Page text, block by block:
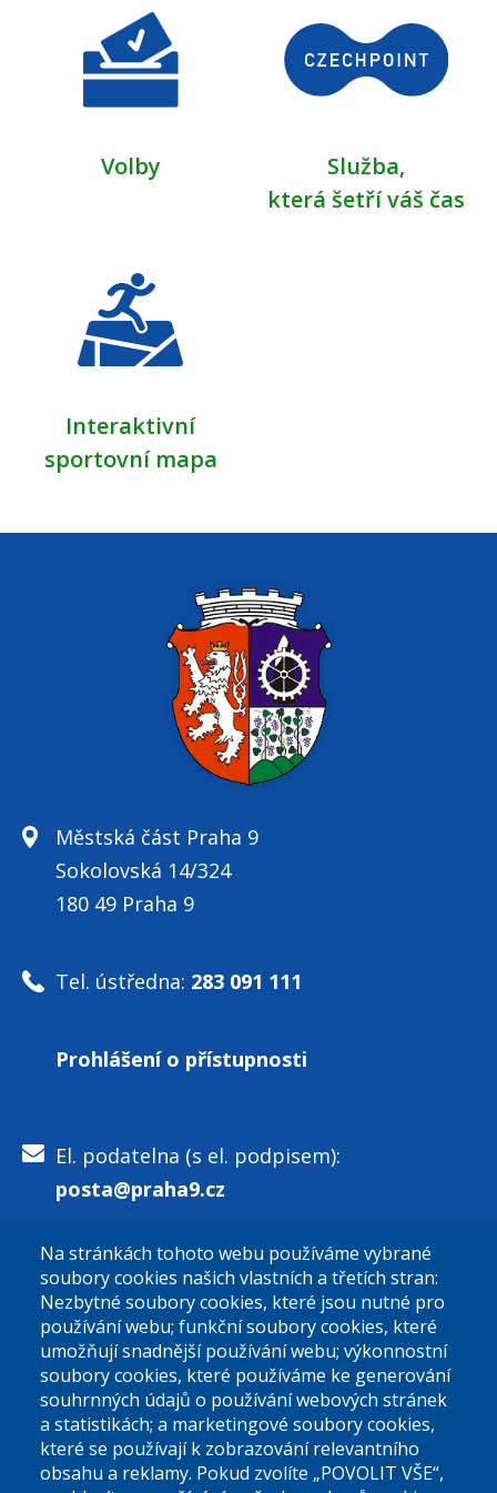
Volby
Služba,
která šetří váš čas
Interaktivní
sportovní mapa
Městská část Praha 9
Sokolovská 14/324
180 49 Praha 9
Tel. ústředna: 283 091 111
Prohlášení o přístupnosti
El. podatelna (s el. podpisem):
posta@praha9.cz
El. podatelna (bez el. podpisu):
podatelna@praha9.cz
Úřední dny:
Na stránkách tohoto webu používáme vybrané
soubory cookies našich vlastních a třetích stran:
Nezbytné soubory cookies, které jsou nutné pro
používání webu; funkční soubory cookies, které
umožňují snadnější používání webu; výkonnostní
soubory cookies, které používáme ke generování
souhrnných údajů o používání webových stránek
a statistikách; a marketingové soubory cookies,
které se používají k zobrazování relevantního
obsahu a reklamy. Pokud zvolíte „POVOLIT VŠE“,